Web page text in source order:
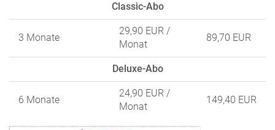
Classic-Abo
3 Monate
29,90 EUR /
Monat
89,70 EUR
Deluxe-Abo
6 Monate
24,90 EUR /
Monat
149,40 EUR